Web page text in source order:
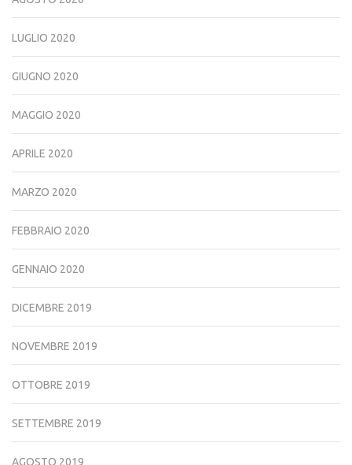
LUGLIO 2020
GIUGNO 2020
MAGGIO 2020
APRILE 2020
MARZO 2020
FEBBRAIO 2020
GENNAIO 2020
DICEMBRE 2019
NOVEMBRE 2019
OTTOBRE 2019
SETTEMBRE 2019
AGOSTO 2019